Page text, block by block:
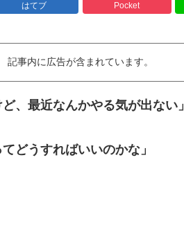
はてブ Pocket
記事内に広告が含まれています。
、最近なんかやる気が出ない」
どうすればいいのかな」